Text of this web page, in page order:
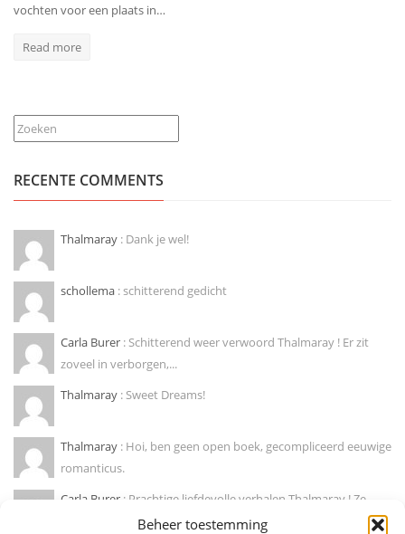
Beheer toestemming
vochten voor een plaats in…
Read more
Zoeken
RECENTE COMMENTS
Thalmaray : Dank je wel!
schollema : schitterend gedicht
Carla Burer : Schitterend weer verwoord Thalmaray ! Er zit
zoveel in verborgen,...
Thalmaray : Sweet Dreams!
Thalmaray : Hoi, ben geen open boek, gecompliceerd eeuwige
romanticus.
Carla Burer : Prachtige liefdevolle verhalen Thalmaray ! Ze
doen mij wegdromen naar...